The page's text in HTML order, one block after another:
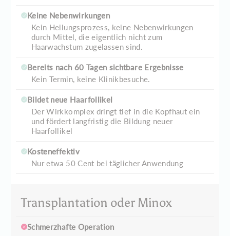
Keine Nebenwirkungen
Kein Heilungsprozess, keine Nebenwirkungen
durch Mittel, die eigentlich nicht zum
Haarwachstum zugelassen sind.
Bereits nach 60 Tagen sichtbare Ergebnisse
Kein Termin, keine Klinikbesuche.
Bildet neue Haarfollikel
Der Wirkkomplex dringt tief in die Kopfhaut ein
und fördert langfristig die Bildung neuer
Haarfollikel
Kosteneffektiv
Nur etwa 50 Cent bei täglicher Anwendung
Transplantation oder Minox
Schmerzhafte Operation